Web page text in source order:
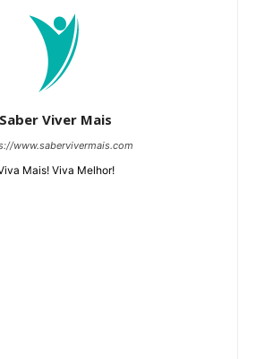
Saber Viver Mais
www.sabervivermais.com
Mais! Viva Melhor!